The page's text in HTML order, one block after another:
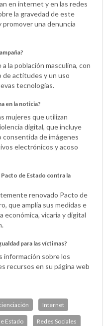
en internet y en las redes
la gravedad de este
una denuncia
la población masculina, con
de actitudes y un uso
tecnologías.
en la noticia?
mujeres que utilizan
digital, que incluye
consentida de imágenes
electrónicos y acoso
de Estado contra la
renovado Pacto de
que amplía sus medidas e
económica, vicaria y digital
para las víctimas?
información sobre los
recursos en su página web
Internet
Estado Redes Sociales